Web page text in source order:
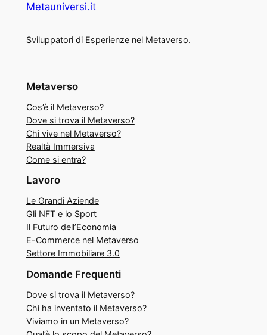
Metauniversi.it
Sviluppatori di Esperienze nel Metaverso.
Metaverso
Cos’è il Metaverso?
Dove si trova il Metaverso?
Chi vive nel Metaverso?
Realtà Immersiva
Come si entra?
Lavoro
Le Grandi Aziende
Gli NFT e lo Sport
Il Futuro dell’Economia
E-Commerce nel Metaverso
Settore Immobiliare 3.0
Domande Frequenti
Dove si trova il Metaverso?
Chi ha inventato il Metaverso?
Viviamo in un Metaverso?